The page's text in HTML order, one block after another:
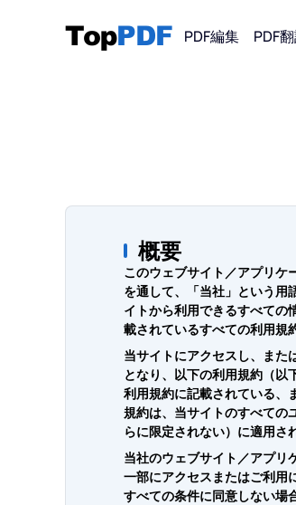
PDF編集 PDF
概要
このウェブサイト／アプリ
を通して、「当社」という
イトから利用できるすべての
載されているすべての利用規
当サイトにアクセスし、また
となり、以下の利用規約（以
利用規約に記載されている、
規約は、当サイトのすべての
らに限定されない）に適用さ
当社のウェブサイト／アプリ
一部にアクセスまたはご利用
すべての条件に同意しない場